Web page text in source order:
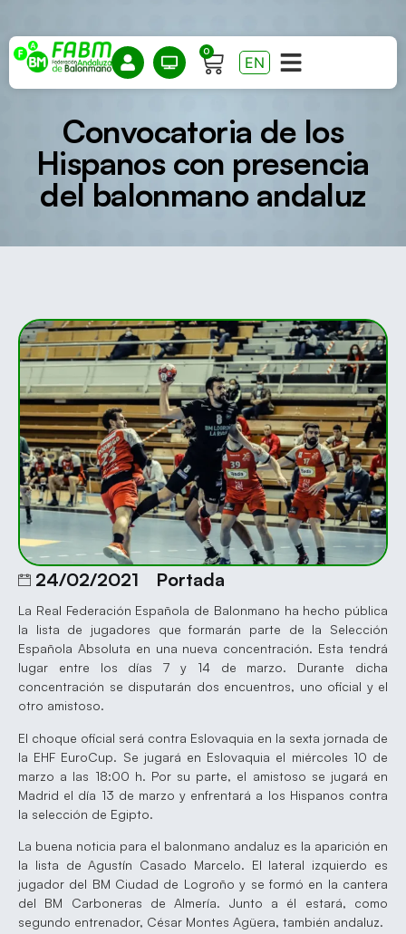
0
EN
Convocatoria de los
Hispanos con presencia
del balonmano andaluz
24/02/2021 Portada
La Real Federación Española de Balonmano ha hecho pública
la lista de jugadores que formarán parte de la Selección
Española Absoluta en una nueva concentración. Esta tendrá
lugar entre los días 7 y 14 de marzo. Durante dicha
concentración se disputarán dos encuentros, uno oficial y el
otro amistoso.
El choque oficial será contra Eslovaquia en la sexta jornada de
la EHF EuroCup. Se jugará en Eslovaquia el miércoles 10 de
marzo a las 18:00 h. Por su parte, el amistoso se jugará en
Madrid el día 13 de marzo y enfrentará a los Hispanos contra
la selección de Egipto.
La buena noticia para el balonmano andaluz es la aparición en
la lista de Agustín Casado Marcelo. El lateral izquierdo es
jugador del BM Ciudad de Logroño y se formó en la cantera
del BM Carboneras de Almería. Junto a él estará, como
segundo entrenador, César Montes Agüera, también andaluz.